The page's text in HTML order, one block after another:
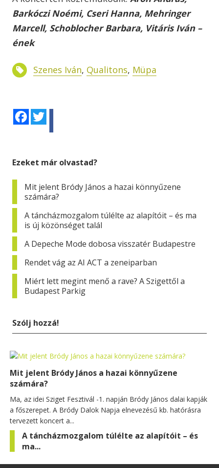
Barkóczi Noémi, Cseri Hanna, Mehringer
Marcell, Schoblocher Barbara, Vitáris Iván –
ének
Szenes Iván, Qualitons, Müpa
Facebook
Ezeket már olvastad?
Mit jelent Bródy János a hazai könnyűzene
számára?
A táncházmozgalom túlélte az alapítóit – és ma
is új közönséget talál
A Depeche Mode dobosa visszatér Budapestre
Rendet vág az AI ACT a zeneiparban
Miért lett megint menő a rave? A Szigettől a
Budapest Parkig
Szólj hozzá!
Mit jelent Bródy János a hazai könnyűzene
számára?
Ma, az idei Sziget Fesztivál -1. napján Bródy János dalai kapják
a főszerepet. A Bródy Dalok Napja elnevezésű kb. hatórásra
tervezett koncert a...
A táncházmozgalom túlélte az alapítóit – és
ma...